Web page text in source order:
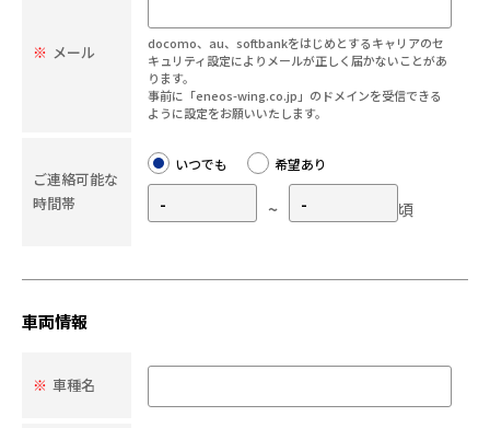
※ メール
docomo、au、softbankをはじめとするキャリアのセ
キュリティ設定によりメールが正しく届かないことがあ
ります。
事前に「eneos-wing.co.jp」のドメインを受信できる
ように設定をお願いいたします。
ご連絡可能な
時間帯
いつでも 希望あり
~ 頃
車両情報
※ 車種名